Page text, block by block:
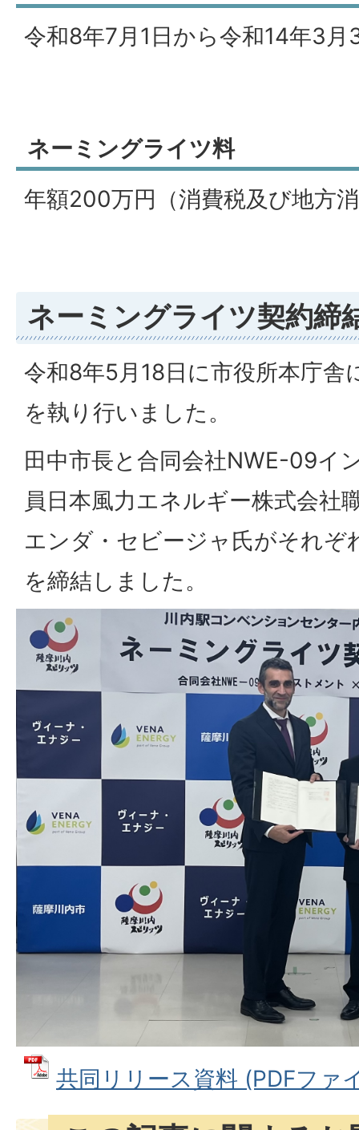
令和8年7月1日から令和14年3月
ネーミングライツ料
年額200万円（消費税及び地方
ネーミングライツ契約締
令和8年5月18日に市役所本庁舎
を執り行いました。
田中市長と合同会社NWE-09イ
員日本風力エネルギー株式会社
エンダ・セビージャ氏がそれぞ
を締結しました。
共同リリース資料 (PDFファ